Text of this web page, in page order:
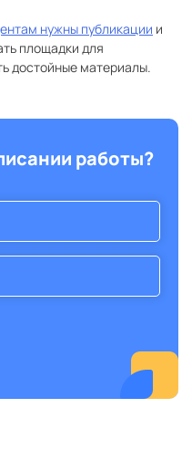
нужны публикации и
площадки для
достойные материалы.
работы?